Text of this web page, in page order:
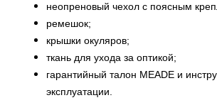
неопреновый чехол с поясным
ремешок;
крышки окуляров;
ткань для ухода за оптикой;
гарантийный талон MEADE и
эксплуатации.